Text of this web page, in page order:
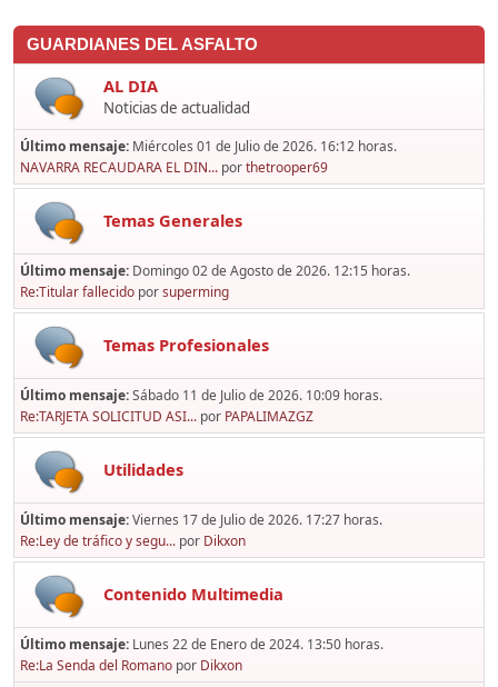
GUARDIANES DEL ASFALTO
AL DIA
Noticias de actualidad
Último mensaje: Miércoles 01 de Julio de 2026. 16:12 horas.
NAVARRA RECAUDARA EL DIN... porthetrooper69
Temas Generales
Último mensaje: Domingo 02 de Agosto de 2026. 12:15 horas.
Re:Titular fallecido porsuperming
Temas Profesionales
Último mensaje:Sábado 11 de Julio de 2026. 10:09 horas.
Re:TARJETA SOLICITUD ASI... por PAPALIMAZGZ
Utilidades
Último mensaje:Viernes 17 de Julio de 2026. 17:27 horas.
Re:Ley de tráfico y segu... por Dikxon
Contenido Multimedia
Último mensaje: Lunes 22 de Enero de 2024. 13:50 horas.
Re:La Senda del Romano por Dikxon